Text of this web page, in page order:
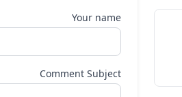
Your name
Comment Subject